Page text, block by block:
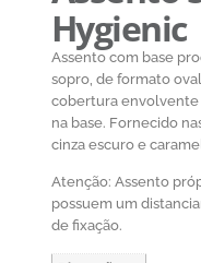
Hygienic
Assento com base
sopro, de formato
cobertura
na base. Fornecido
cinza escuro e
Atenção: Assento
possuem um
de fixação.